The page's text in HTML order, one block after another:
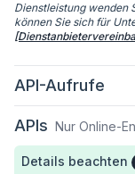
Dienstleistung wenden
können Sie sich für
API-Aufrufe
APIs Nur Online-
Details beachten